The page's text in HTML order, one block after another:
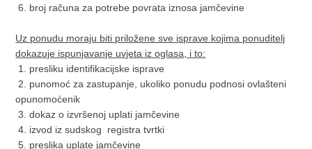
6. broj računa za potrebe povrata iznosa jamčevine
Uz ponudu moraju biti priložene sve isprave kojima ponuditelj
dokazuje ispunjavanje uvjeta iz oglasa, i to:
1. presliku identifikacijske isprave
2. punomoć za zastupanje, ukoliko ponudu podnosi ovlašteni
opunomoćenik
3. dokaz o izvršenoj uplati jamčevine
4. izvod iz sudskog registra tvrtki
5. preslika uplate jamčevine